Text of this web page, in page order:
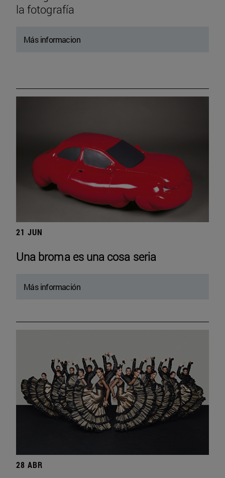
la fotografía
Más informacion
21 JUN
Una broma es una cosa seria
Más información
28 ABR